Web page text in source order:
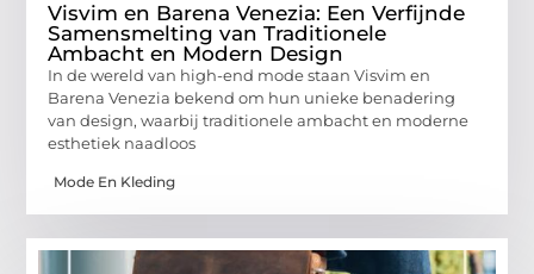
Visvim en Barena Venezia: Een Verfijnde
Samensmelting van Traditionele
Ambacht en Modern Design
In de wereld van high-end mode staan Visvim en
Barena Venezia bekend om hun unieke benadering
van design, waarbij traditionele ambacht en moderne
esthetiek naadloos
Mode En Kleding